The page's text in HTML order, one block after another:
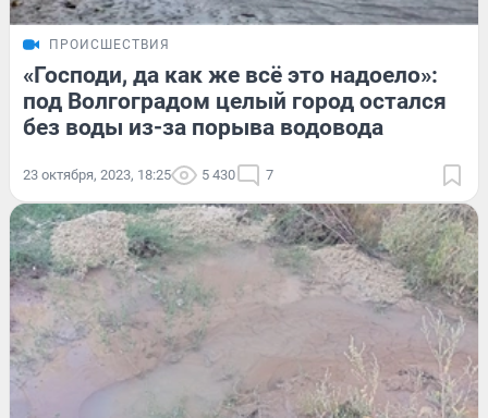
ПРОИСШЕСТВИЯ
«Господи, да как же всё это надоело»:
под Волгоградом целый город остался
без воды из-за порыва водовода
23 октября, 2023, 18:25 5 430 7